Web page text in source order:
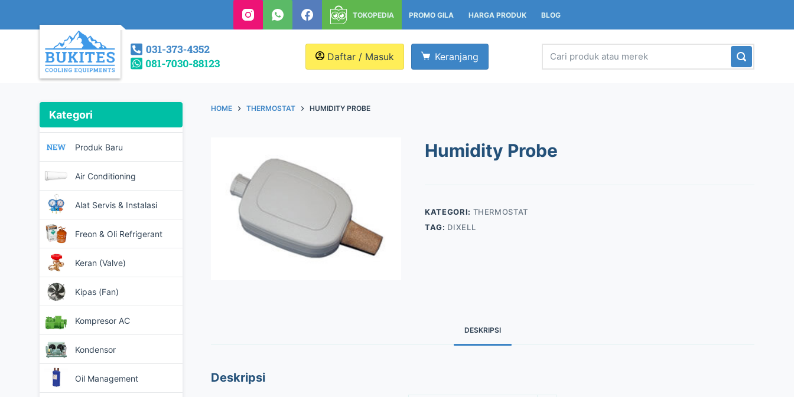
k
TOKOPEDIA PROMO GILA HARGA PRODUK BLOG
Daftar / Masuk Keranjang
HOME THERMOSTAT HUMIDITY PROBE
Humidity Probe
KATEGORI: THERMOSTAT
TAG: DIXELL
DESKRIPSI
Deskripsi
Kategori
Produk Baru
Air Conditioning
Alat Servis & Instalasi
Freon & Oli Refrigerant
Keran (Valve)
Kipas (Fan)
Kompresor AC
Kondensor
Oil Management